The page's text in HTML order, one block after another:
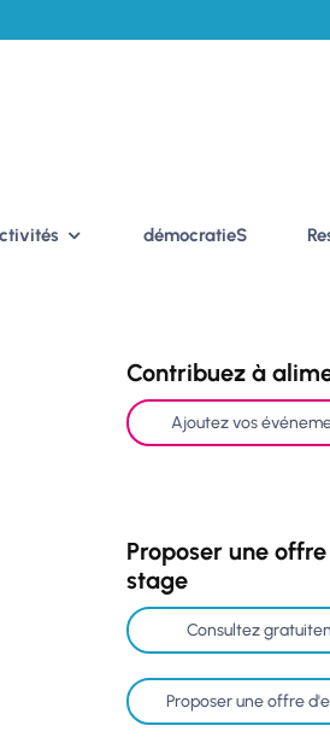
démocratieS
Contribuez à
Ajoutez vos
Proposer une
stage
Consultez
Proposer une offre